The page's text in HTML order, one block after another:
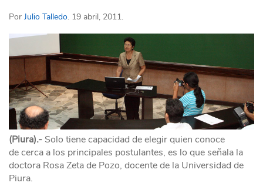
Por Julio Talledo. 19 abril, 2011.
(Piura).- Solo tiene capacidad de elegir quien conoce
de cerca a los principales postulantes, es lo que señala la
doctora Rosa Zeta de Pozo, docente de la Universidad de
Piura.